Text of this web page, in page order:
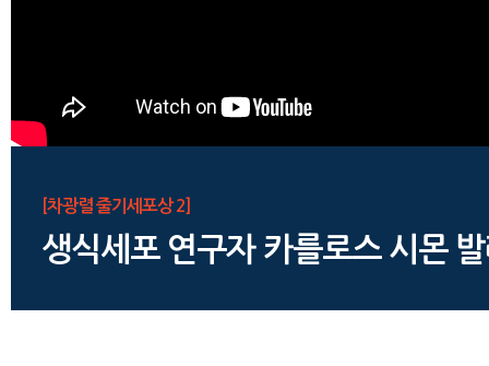
[차광렬 줄기세포상 2]
생식세포 연구자 카를로스 시몬